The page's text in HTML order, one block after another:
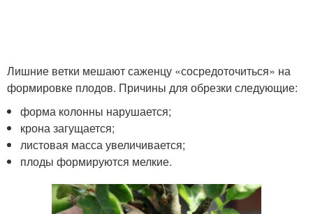
Лишние ветки мешают саженцу «сосредоточиться» на
формировке плодов. Причины для обрезки следующие:
форма колонны нарушается;
крона загущается;
листовая масса увеличивается;
плоды формируются мелкие.